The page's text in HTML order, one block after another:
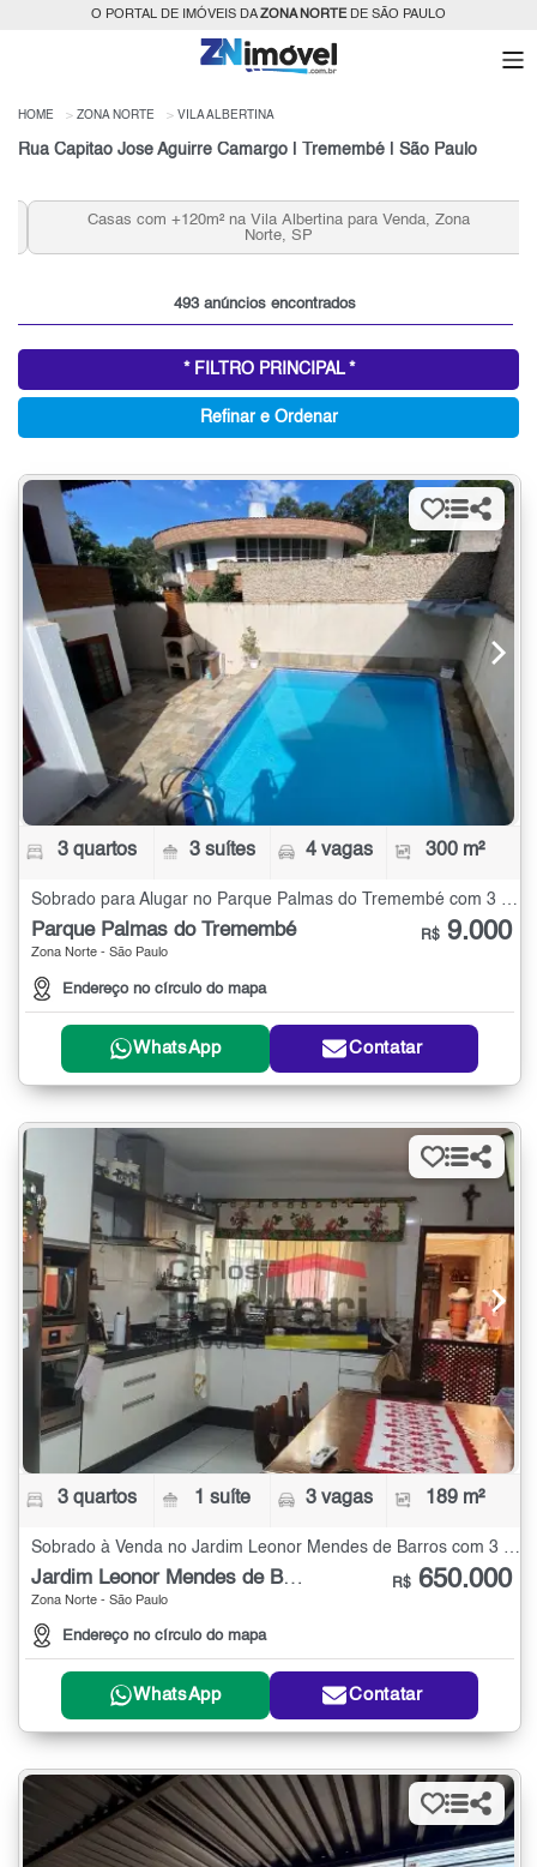
O PORTAL DE IMÓVEIS DAZONA NORTEDE SÃO PAULO
HOME ZONA NORTE VILA ALBERTINA
Rua Capitao Jose Aguirre Camargo | Tremembé | São Paulo
Casas com +120m² na Vila Albertina para Venda, Zona
Norte, SP
493 anúncios encontrados
* FILTRO PRINCIPAL *
Refinar e Ordenar
3 quartos 3 suítes 4 vagas 300 m²
Sobrado para Alugar no Parque Palmas do Tremembé com 3 quartos - 300 m²
Parque Palmas do Tremembé
Zona Norte - São Paulo
Endereço no círculo do mapa
R$ 9.000
WhatsApp Contatar
3 quartos 1 suíte 3 vagas 189 m²
Jardim Leonor Mendes de Barros
Zona Norte - São Paulo
Endereço no círculo do mapa
R$ 650.000
WhatsApp Contatar